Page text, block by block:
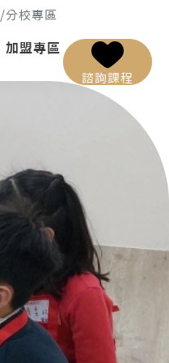
/分校專區
加盟專區
諮詢課程